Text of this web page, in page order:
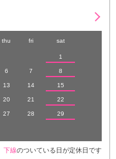
thu fri sat
1
6 7 8
13 14 15
20 21 22
27 28 29
下線のついている日が定休日です